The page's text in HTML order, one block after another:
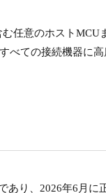
む任意のホストMCU
べての接続機器に
あり、2026年6月